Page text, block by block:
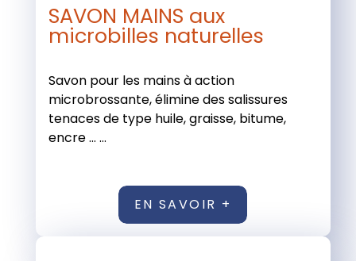
SAVON MAINS aux
microbilles naturelles
Savon pour les mains à action
microbrossante, élimine des salissures
tenaces de type huile, graisse, bitume,
encre ... ...
EN SAVOIR +